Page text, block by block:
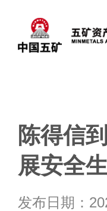
陈得信
展安全
发布日期：